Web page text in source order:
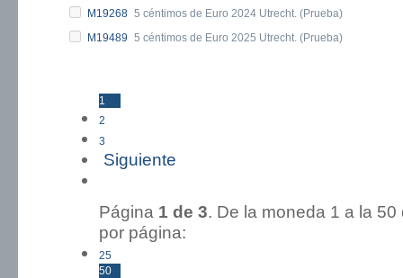
M19268 5 céntimos de Euro 2024 Utrecht. (Prueba)
M19489 5 céntimos de Euro 2025 Utrecht. (Prueba)
1
2
3
Siguiente
Página 1 de 3. De la moneda 1 a
por página:
25
50